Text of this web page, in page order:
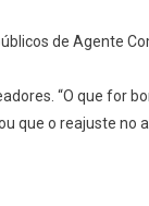
de Agente
“O que for
que o reajuste no